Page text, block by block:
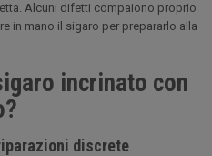
Alcuni difetti compaiono proprio
in mano il sigaro per prepararlo alla
incrinato con
discrete